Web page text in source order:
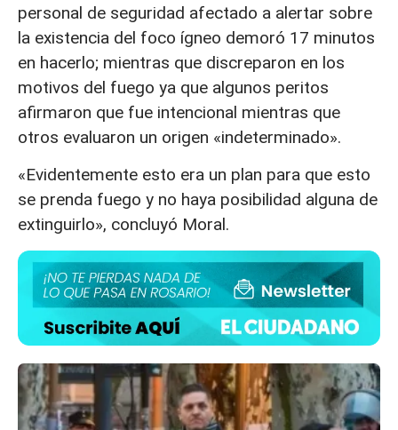
personal de seguridad afectado a alertar sobre
la existencia del foco ígneo demoró 17 minutos
en hacerlo; mientras que discreparon en los
motivos del fuego ya que algunos peritos
afirmaron que fue intencional mientras que
otros evaluaron un origen «indeterminado».
«Evidentemente esto era un plan para que esto
se prenda fuego y no haya posibilidad alguna de
extinguirlo», concluyó Moral.